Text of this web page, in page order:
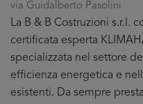
via Guidalberto Pasolini
La B & B Costruzioni s.r.l.
certificata esperta
specializzata nel settore
efficienza energetica e
esistenti. Da sempre